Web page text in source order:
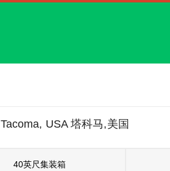
Tacoma, USA 塔科马,美国
40英尺集装箱